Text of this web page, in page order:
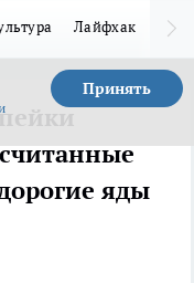
Лайфхак
Принять
яды